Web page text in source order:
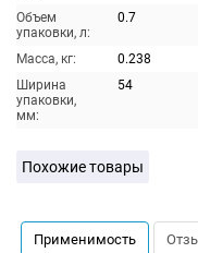
Объем
упаковки, л:
0.7
Масса, кг:
0.238
Ширина
упаковки,
мм:
54
Похожие товары
Применимость